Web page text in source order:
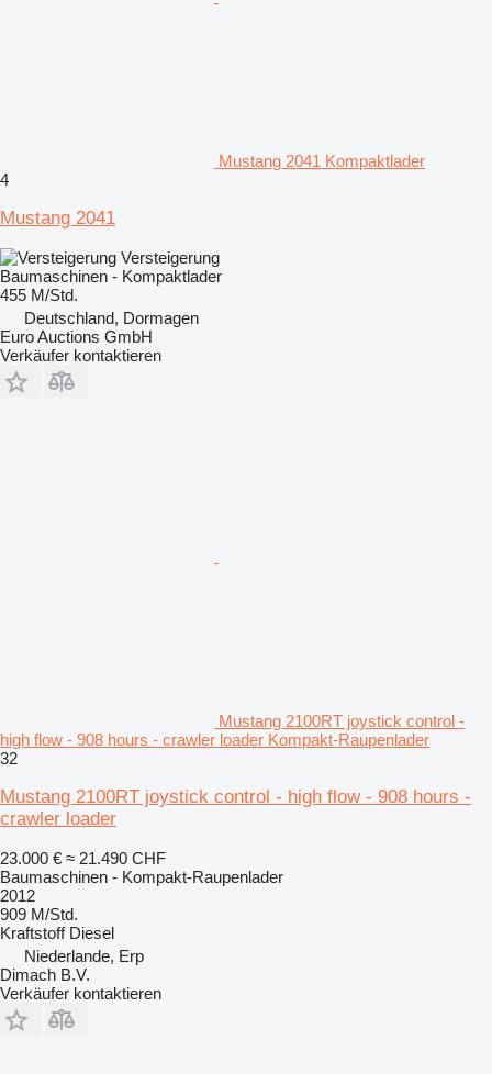
Mustang 2041 Kompaktlader
4
Mustang 2041
Versteigerung
Baumaschinen - Kompaktlader
455 M/Std.
Deutschland, Dormagen
Euro Auctions GmbH
Verkäufer kontaktieren
Mustang 2100RT joystick control -
high flow - 908 hours - crawler loader Kompakt-Raupenlader
32
Mustang 2100RT joystick control - high flow - 908 hours -
crawler loader
23.000 € ≈ 21.490 CHF
Baumaschinen - Kompakt-Raupenlader
2012
909 M/Std.
Kraftstoff Diesel
Niederlande, Erp
Dimach B.V.
Verkäufer kontaktieren